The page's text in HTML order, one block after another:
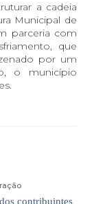
a cadeia
Municipal de
parceria com
que
por um
o município
contribuintes